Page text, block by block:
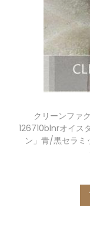
クリーンファ
126710blnrオイ
ン」青/黒セラ